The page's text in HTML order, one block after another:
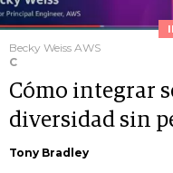
Becky Weiss AWS
C
Cómo integrar
diversidad sin
Tony Bradley